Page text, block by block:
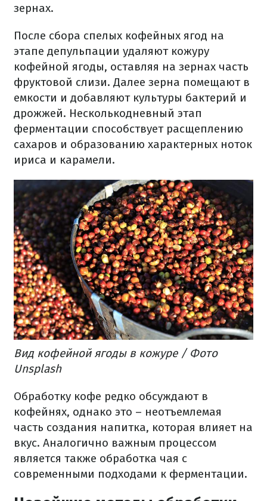
зернах.
После сбора спелых кофейных ягод на
этапе депульпации удаляют кожуру
кофейной ягоды, оставляя на зернах часть
фруктовой слизи. Далее зерна помещают в
емкости и добавляют культуры бактерий и
дрожжей. Несколькодневный этап
ферментации способствует расщеплению
сахаров и образованию характерных ноток
ириса и карамели.
Вид кофейной ягоды в кожуре / Фото
Unsplash
Обработку кофе редко обсуждают в
кофейнях, однако это – неотъемлемая
часть создания напитка, которая влияет на
вкус. Аналогично важным процессом
является также обработка чая с
современными подходами к ферментации.